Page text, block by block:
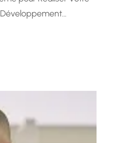
développement
et les qualités
C’est une
atteindre le bien-